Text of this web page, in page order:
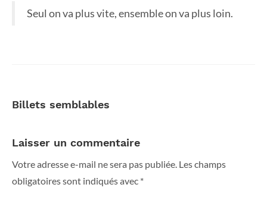
Seul on va plus vite, ensemble on va plus loin.
Billets semblables
Laisser un commentaire
Votre adresse e-mail ne sera pas publiée. Les champs
obligatoires sont indiqués avec *